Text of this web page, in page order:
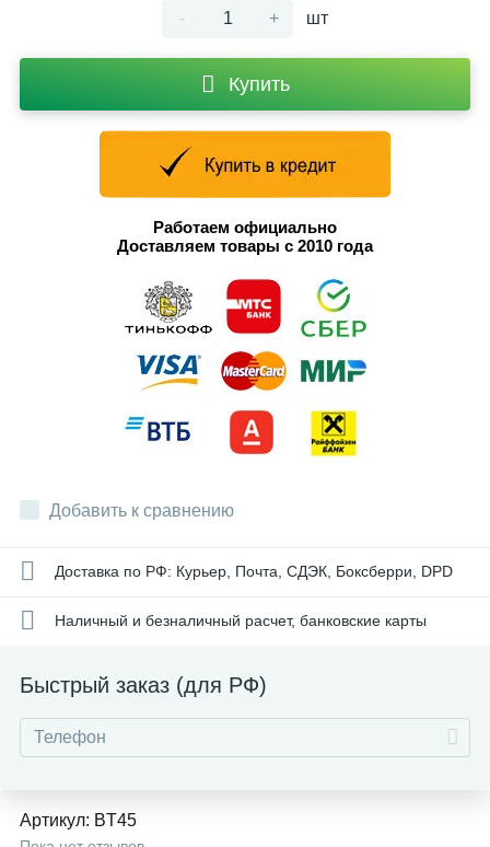
- + шт
Купить
Работаем официально
Доставляем товары с 2010 года
Добавить к сравнению
Доставка по РФ: Курьер, Почта, СДЭК, Боксберри, DPD
Наличный и безналичный расчет, банковские карты
Быстрый заказ (для РФ)
Артикул: BT45